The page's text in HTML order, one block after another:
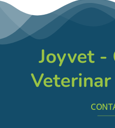
Joyvet -